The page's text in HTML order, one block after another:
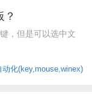
，但是可以选中文
动化(key,mouse,winex)